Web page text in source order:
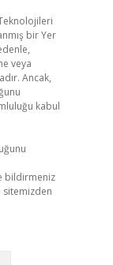
bir Yer
veya
Ancak,
kabul
bildirmeniz
sitemizden